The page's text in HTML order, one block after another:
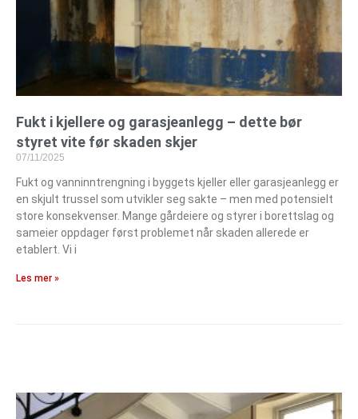
Fukt i kjellere og garasjeanlegg – dette bør
styret vite før skaden skjer
07/11/2025
Fukt og vanninntrengning i byggets kjeller eller garasjeanlegg er
en skjult trussel som utvikler seg sakte – men med potensielt
store konsekvenser. Mange gårdeiere og styrer i borettslag og
sameier oppdager først problemet når skaden allerede er
etablert. Vi i
Les mer »